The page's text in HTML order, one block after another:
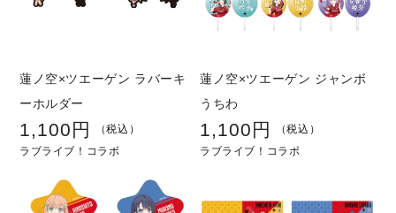
蓮ノ空×ツエーゲン ラバーキ
ーホルダー
通
常
格
1,100円
（税込）
ラブライブ！コラボ
蓮ノ空×ツエーゲン ジャンボ
うちわ
通
常
格
1,100円
（税込）
ラブライブ！コラボ